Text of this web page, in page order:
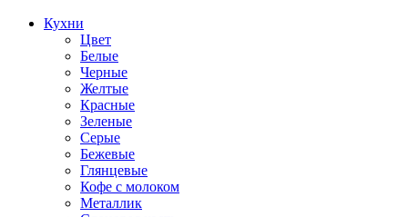
Кухни
Цвет
Белые
Черные
Желтые
Красные
Зеленые
Серые
Бежевые
Глянцевые
Кофе с молоком
Металлик